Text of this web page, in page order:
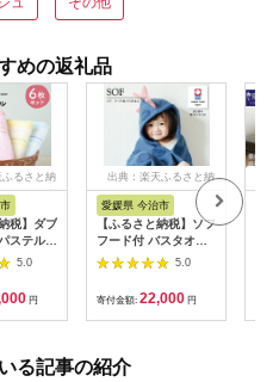
めの返礼品
るさと納
税
税】ダブ
ステルカ
タオル 3
3種類×
ー/ラム
ンドタオ
5.0
円
出典：楽天ふるさと納
愛媛県 今治市
【ふるさと納税】ソフ
フード付 バスタオル
恐竜 コバルトブルー
ネイビー グレー
[I000680] フード付き
バスタオル 出産祝い
赤ちゃん ベビー 恐竜
ル 可愛いバスタオル
子ども用バスタオル
5.0
寄付金額: 22,000 円
る記事の紹介